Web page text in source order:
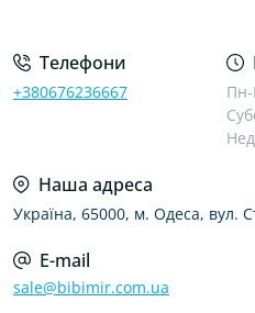
Телефони
+380676236667
Пн-
Наша адреса
Україна, 65000, м. Одеса, вул.
E-mail
sale@bibimir.com.ua